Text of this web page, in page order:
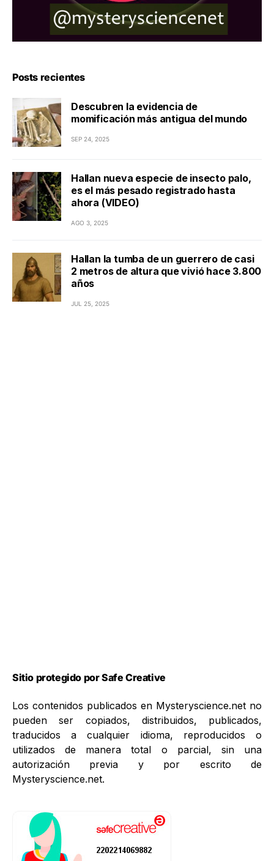
Posts recientes
Descubren la evidencia de
momificación más antigua del mundo
SEP 24, 2025
Hallan nueva especie de insecto palo,
es el más pesado registrado hasta
ahora (VIDEO)
AGO 3, 2025
Hallan la tumba de un guerrero de casi
2 metros de altura que vivió hace 3.800
años
JUL 25, 2025
Sitio protegido por Safe Creative
Los contenidos publicados en Mysteryscience.net no
pueden ser copiados, distribuidos, publicados,
traducidos a cualquier idioma, reproducidos o
utilizados de manera total o parcial, sin una
autorización previa y por escrito de
Mysteryscience.net.